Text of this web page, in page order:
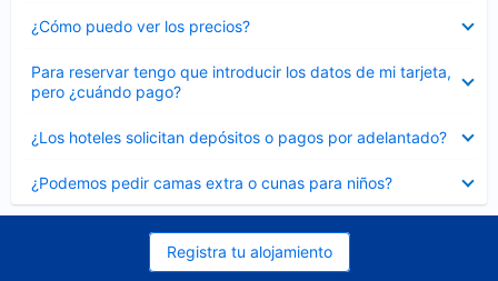
¿Cómo puedo ver los precios?
cerrado
Para reservar tengo que introducir los datos de mi tarjeta,
pero ¿cuándo pago?
cerrado
¿Los hoteles solicitan depósitos o pagos por adelantado?
cerrado
¿Podemos pedir camas extra o cunas para niños?
cerrado
Registra tu alojamiento